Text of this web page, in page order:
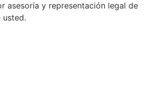
asesoría y representación legal de
usted.